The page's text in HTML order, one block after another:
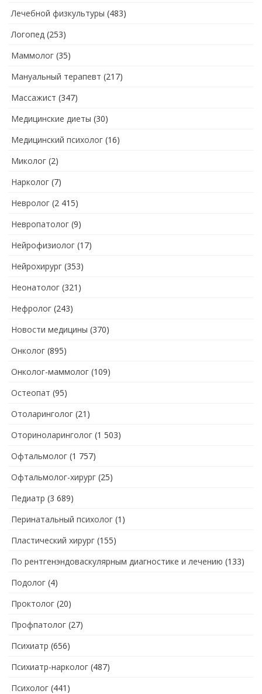
Лечебной физкультуры (483)
Логопед (253)
Маммолог (35)
Мануальный терапевт (217)
Массажист (347)
Медицинские диеты (30)
Медицинский психолог (16)
Миколог (2)
Нарколог (7)
Невролог (2 415)
Невропатолог (9)
Нейрофизиолог (17)
Нейрохирург (353)
Неонатолог (321)
Нефролог (243)
Новости медицины (370)
Онколог (895)
Онколог-маммолог (109)
Остеопат (95)
Отоларинголог (21)
Оториноларинголог (1 503)
Офтальмолог (1 757)
Офтальмолог-хирург (25)
Педиатр (3 689)
Перинатальный психолог (1)
Пластический хирург (155)
По рентгенэндоваскулярным диагностике и лечению (133)
Подолог (4)
Проктолог (20)
Профпатолог (27)
Психиатр (656)
Психиатр-нарколог (487)
Психолог (441)